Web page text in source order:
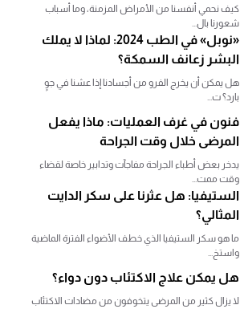
كيف نحمي أنفسنا من الأمراض المزمنة، وما أسباب
شعورنا بال...
«نوبل» في الطب 2024: لماذا لا يملك
البشر زعانف السمكة؟
هل يمكن أن يخرج الفرو من أجسادنا إذا عشنا في جوٍ
بارد؟ ت...
فنون في غرف العمليات: ماذا يفعل
المرضى خلال وقت الجراحة
يدخر بعض أطباء الجراحة مفاجآت وتدابير خاصة لقضاء
وقت ممت...
الستيفيا: هل عثرنا على سكر الدايت
المثالي؟
ما هو سكر الستيفيا الذي خطف الأضواء الفترة الماضية
واستخ...
هل يمكن علاج الاكتئاب دون دواء؟
لا يزال كثير من المرضى يتخوفون من مضادات الاكتئاب